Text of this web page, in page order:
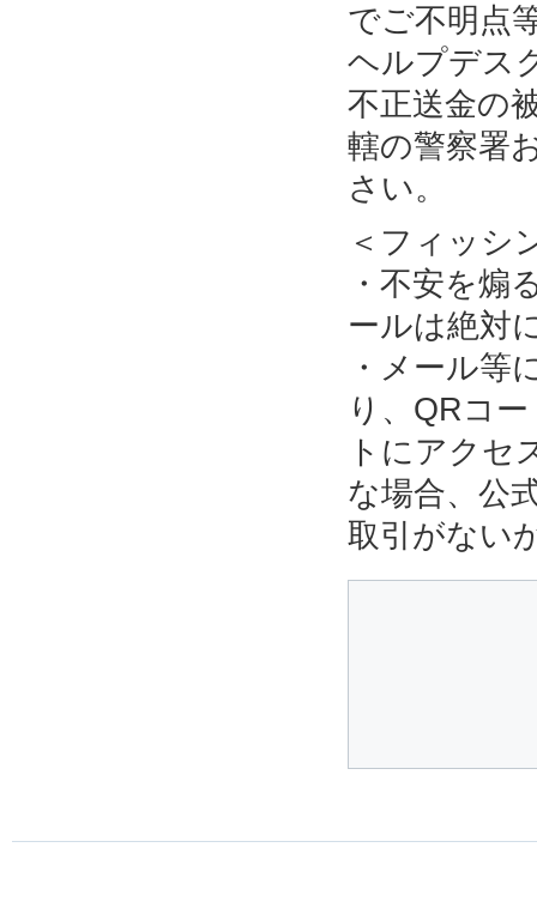
でご不明点
ヘルプデス
不正送金の
轄の警察署
さい。
＜フィッシ
・不安を煽
ールは絶対
・メール等
り、QRコ
トにアクセ
な場合、公
取引がない